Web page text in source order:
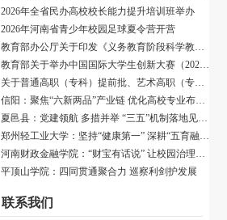
2026年全省民办高校校长能力提升培训班举办
2026年河南省青少年校园足球夏令营开营
教育部办公厅关于印发《义务教育阶段科学教育“做中学”领航行动指南》的通知
教育部关于举办中国国际大学生创新大赛（2026）的通知
关于普通高职（专科）提前批、艺术高职（专科）批和体育高职（专科）批征集志愿的通知
信阳：聚焦“六新两品”产业链 优化高校专业布局赋能归雁育才
夏邑县：党建领航 多措并举 “三五”机制落地见效织密校园安全防护网
郑州轻工业大学：坚持“健康第一” 深耕“五育融合”
河南财政金融学院：“财宝有话说” 让校园治理有速度、有温度、有深度
平顶山学院：四同贯通聚合力 巡察利剑护发展
联系我们